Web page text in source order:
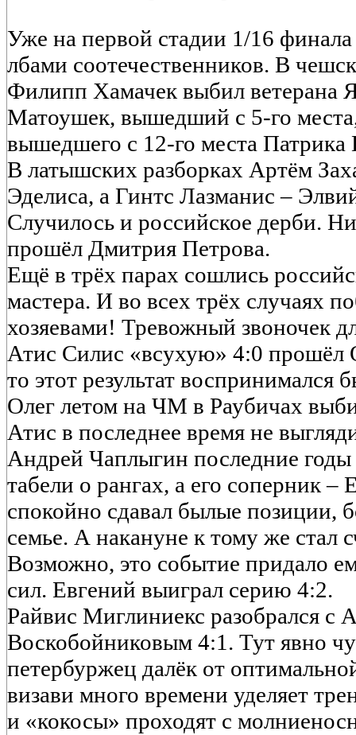
Уже на первой стадии 1/16 финала
лбами соотечественников. В
Филипп Хамачек выбил ветерана
Матоушек, вышедший с 5-го места,
вышедшего с 12-го места Патрика
В латышских разборках Артём
Эделиса, а Гинтс Лазманис –
Случилось и российское дерби.
прошёл Дмитрия Петрова.
Ещё в трёх парах сошлись
мастера. И во всех трёх случаях
хозяевами! Тревожный звоночек
Атис Силис «всухую» 4:0 прошёл
то этот результат
Олег летом на ЧМ в Раубичах
Атис в последнее время не
Андрей Чаплыгин последние годы
табели о рангах, а его соперник –
спокойно сдавал былые позиции,
семье. А накануне к тому же стал
Возможно, это событие придало
сил. Евгений выиграл серию 4:2.
Райвис Миглиниекс разобрался с
Воскобойниковым 4:1. Тут явно
петербуржец далёк от
визави много времени уделяет
и «кокосы» проходят с